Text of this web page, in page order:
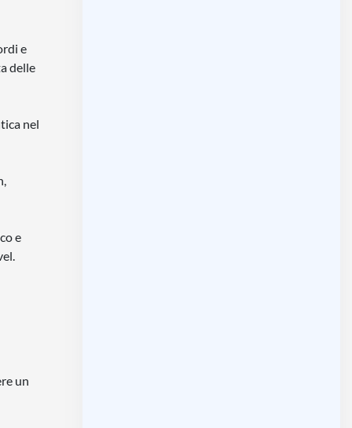
e
delle
nel
e
un